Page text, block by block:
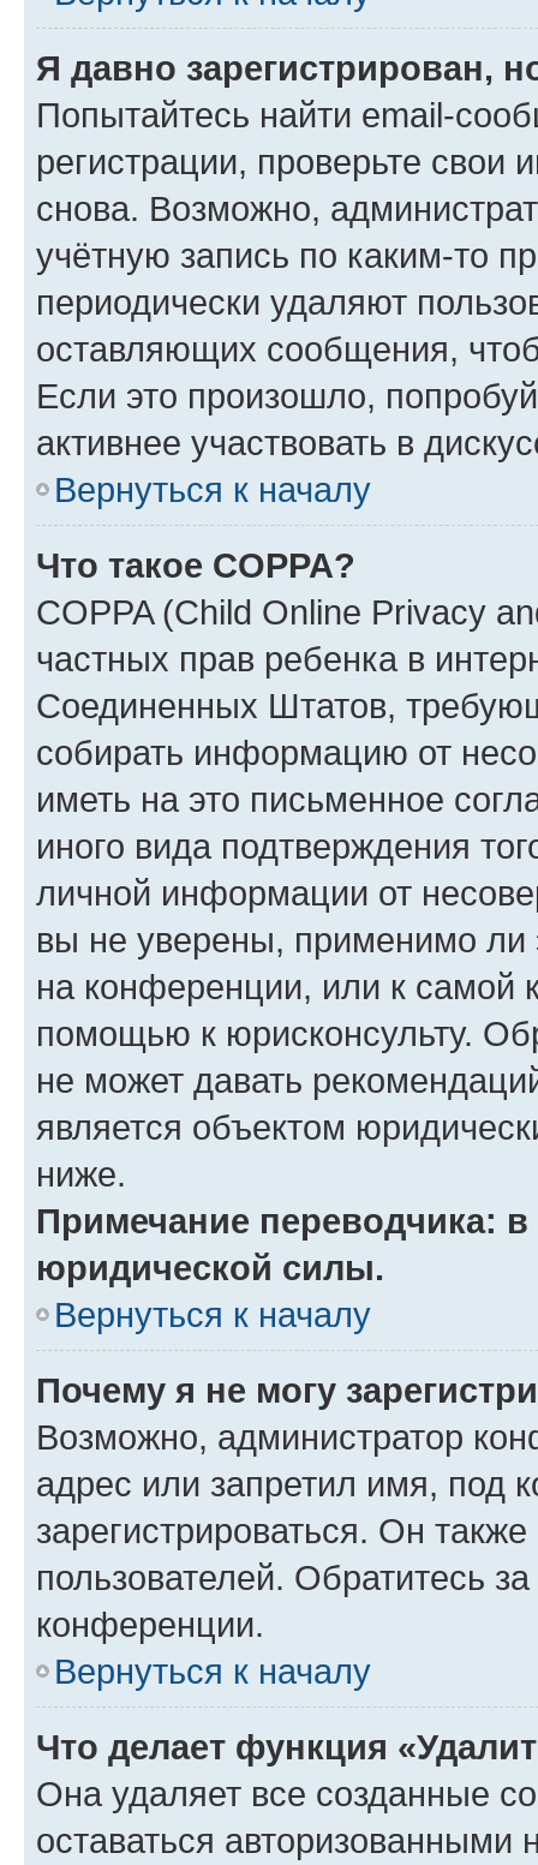
Я давно зарегистрирован,
Попытайтесь найти email-
регистрации, проверьте свои
снова. Возможно,
учётную запись по каким-то
периодически удаляют
оставляющих сообщения,
Если это произошло,
активнее участвовать в
Вернуться к началу
Что такое COPPA?
COPPA (Child Online Privacy
частных прав ребенка в
Соединенных Штатов,
собирать информацию от
иметь на это письменное
иного вида подтверждения
личной информации от
вы не уверены, применимо ли
на конференции, или к самой
помощью к юрисконсульту.
не может давать
является объектом
ниже.
Примечание переводчика:
юридической силы.
Вернуться к началу
Почему я не могу
Возможно, администратор
адрес или запретил имя, под
зарегистрироваться. Он
пользователей. Обратитесь
конференции.
Вернуться к началу
Что делает функция
Она удаляет все созданные
оставаться авторизованными